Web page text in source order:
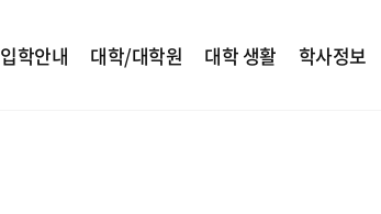
입학안내 대학/대학원 대학 생활 학사정보